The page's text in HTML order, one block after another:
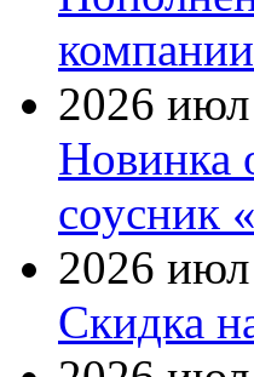
2026
Новинка
соусник
2026
Скидка